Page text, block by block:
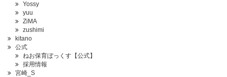
Yossy
yuu
ZiMA
zushimi
kitano
公式
ねお保育ぼっくす【公式】
採用情報
宮崎_S